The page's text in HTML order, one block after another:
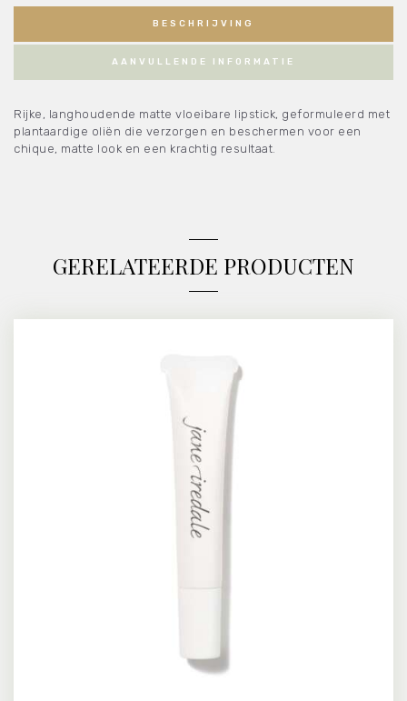
BESCHRIJVING
AANVULLENDE INFORMATIE
Rijke, langhoudende matte vloeibare lipstick, geformuleerd met
plantaardige oliën die verzorgen en beschermen voor een
chique, matte look en een krachtig resultaat.
GERELATEERDE PRODUCTEN